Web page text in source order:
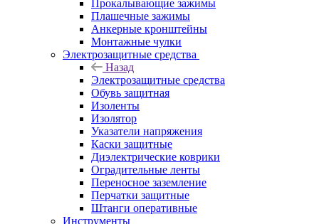
Прокалывающие зажимы
Плашечные зажимы
Анкерные кронштейны
Монтажные чулки
Электрозащитные средства
Назад
Электрозащитные средства
Обувь защитная
Изоленты
Изолятор
Указатели напряжения
Каски защитные
Диэлектрические коврики
Оградительные ленты
Переносное заземление
Перчатки защитные
Штанги оперативные
Инструменты